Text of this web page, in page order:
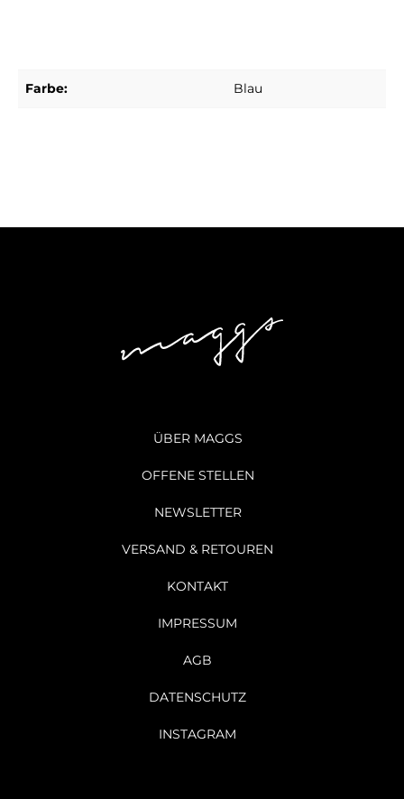
Farbe: Blau
ÜBER MAGGS
OFFENE STELLEN
NEWSLETTER
VERSAND & RETOUREN
KONTAKT
IMPRESSUM
AGB
DATENSCHUTZ
INSTAGRAM